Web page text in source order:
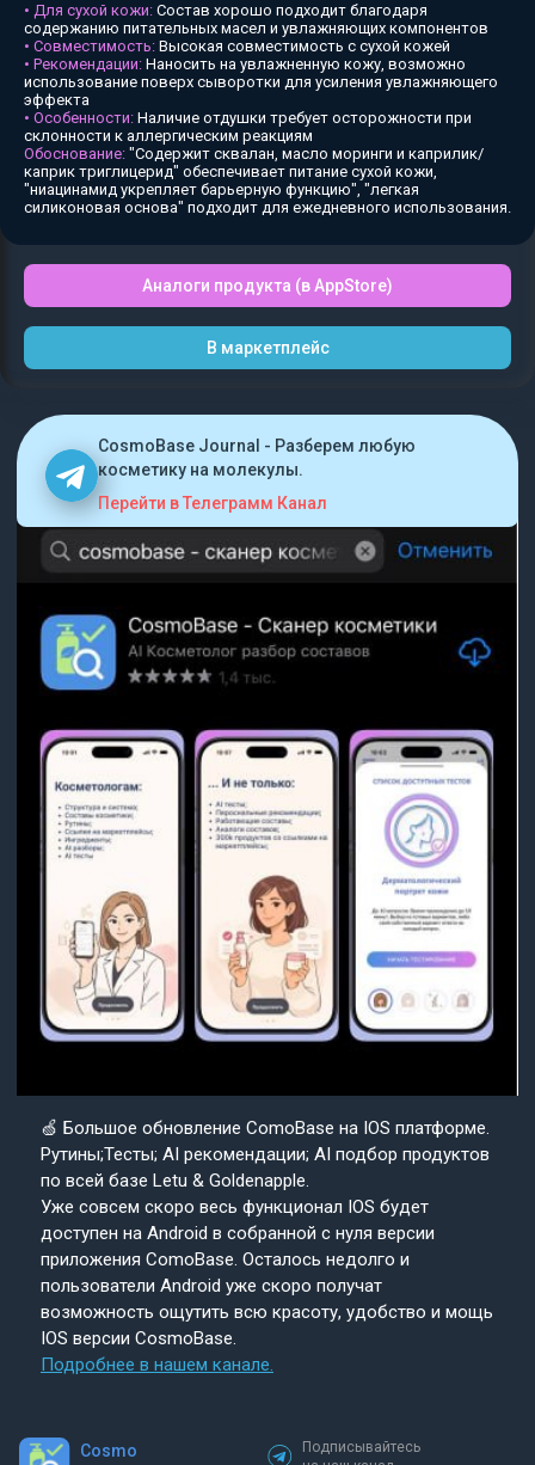
• Для сухой кожи: Состав хорошо подходит благодаря
содержанию питательных масел и увлажняющих компонентов
• Совместимость: Высокая совместимость с сухой кожей
• Рекомендации: Наносить на увлажненную кожу, возможно
использование поверх сыворотки для усиления увлажняющего
эффекта
• Особенности: Наличие отдушки требует осторожности при
склонности к аллергическим реакциям
Обоснование: "Содержит сквалан, масло моринги и каприлик/
каприк триглицерид" обеспечивает питание сухой кожи,
"ниацинамид укрепляет барьерную функцию", "легкая
силиконовая основа" подходит для ежедневного использования.
Аналоги продукта (в AppStore)
В маркетплейс
CosmoBase Journal - Разберем любую
косметику на молекулы.
Перейти в Телеграмм Канал
🍏 Большое обновление ComoBase на IOS платформе.
Рутины;Тесты; AI рекомендации; AI подбор продуктов
по всей базе Letu & Goldenapple.
Уже совсем скоро весь функционал IOS будет
доступен на Android в собранной с нуля версии
приложения ComoBase. Осталось недолго и
пользователи Android уже скоро получат
возможность ощутить всю красоту, удобство и мощь
IOS версии CosmoBase.
Подробнее в нашем канале.
Cosmo
Подписывайтесь